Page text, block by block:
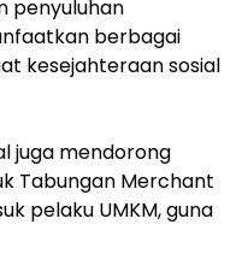
penyuluhan
berbagai
kesejahteraan sosial
juga mendorong
Tabungan Merchant
pelaku UMKM, guna